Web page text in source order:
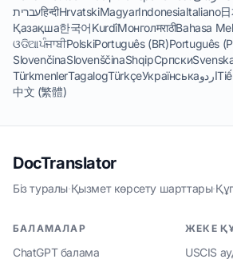
עבריתहिन्दीHrvatskiMagyarIndonesiaItaliano
Қазақша한국어KurdîМонголमराठीBahasa
ଓଡିଆਪੰਜਾਬੀPolskiPortuguês (BR)Português
SlovenčinaSlovenščinaShqipСрпски
TürkmenlerTagalogTürkçeУкраїнськаاردو
中文 (繁體)
DocTranslator
Біз туралы·Қызмет көрсету шарттары·
БАЛАМАЛАР
ChatGPT балама
ЖЕКЕ
USCIS